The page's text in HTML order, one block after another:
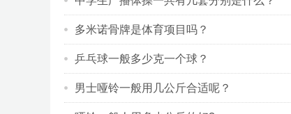
多米诺骨牌是体育项目吗？
乒乓球一般多少克一个球？
男士哑铃一般用几公斤合适呢？